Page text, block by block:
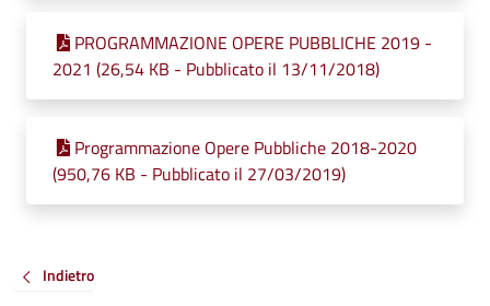
PROGRAMMAZIONE OPERE PUBBLICHE 2019 -
2021 (26,54 KB - Pubblicato il 13/11/2018)
Programmazione Opere Pubbliche 2018-2020
(950,76 KB - Pubblicato il 27/03/2019)
Indietro